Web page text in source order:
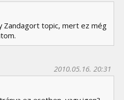
Zandagort topic, mert ez még
2010.05.16. 20:31